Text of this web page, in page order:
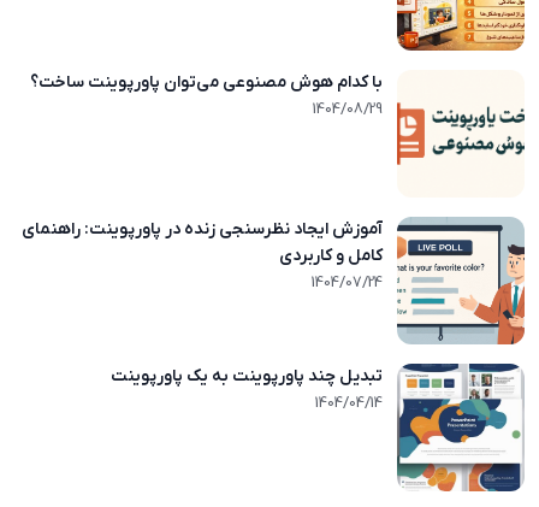
با کدام هوش مصنوعی می‌توان پاورپوینت ساخت؟
1404/08/15
1404/08/29
آموزش ایجاد نظرسنجی زنده در پاورپوینت: راهنمای
کامل و کاربردی
1404/07/15
1404/07/24
تبدیل چند پاورپوینت به یک پاورپوینت
1404/04/11
1404/04/14